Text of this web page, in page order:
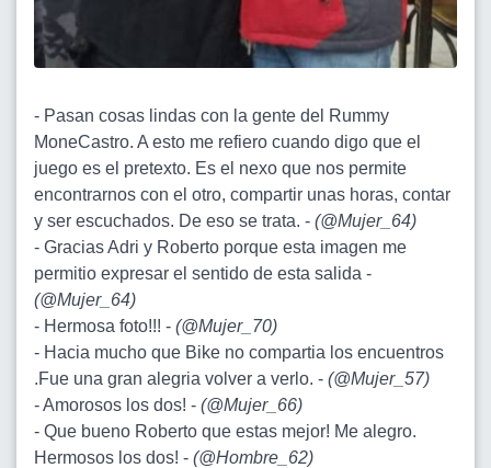
- Pasan cosas lindas con la gente del Rummy
MoneCastro. A esto me refiero cuando digo que el
juego es el pretexto. Es el nexo que nos permite
encontrarnos con el otro, compartir unas horas, contar
y ser escuchados. De eso se trata. - (@Mujer_64)
- Gracias Adri y Roberto porque esta imagen me
permitio expresar el sentido de esta salida -
(@Mujer_64)
- Hermosa foto!!! - (@Mujer_70)
- Hacia mucho que Bike no compartia los encuentros
.Fue una gran alegria volver a verlo. - (@Mujer_57)
- Amorosos los dos! - (@Mujer_66)
- Que bueno Roberto que estas mejor! Me alegro.
Hermosos los dos! - (@Hombre_62)